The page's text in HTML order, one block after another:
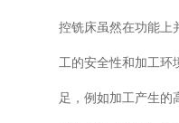
控铣床虽然在功能上
工的安全性和加工环
足，例如加工产生的